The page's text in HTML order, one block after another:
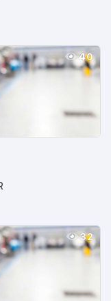
40
32